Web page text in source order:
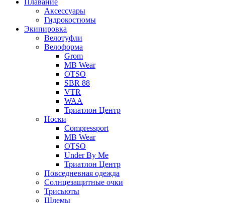
Плавание
Аксессуары
Гидрокостюмы
Экипировка
Велотуфли
Велоформа
Grom
MB Wear
OTSO
SBR 88
VTR
WAA
Триатлон Центр
Носки
Compressport
MB Wear
OTSO
Under By Me
Триатлон Центр
Повседневная одежда
Солнцезащитные очки
Трисьюты
Шлемы